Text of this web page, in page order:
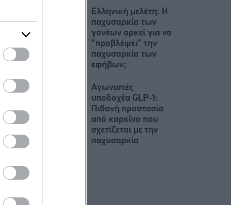
Ελληνική μελέτη: Η
παχυσαρκία των
γονέων αρκεί για να
"προβλέψει" την
παχυσαρκία των
εφήβων;
Αγωνιστές
υποδοχέα GLP-1:
Πιθανή προστασία
από καρκίνο που
σχετίζεται με την
παχυσαρκία